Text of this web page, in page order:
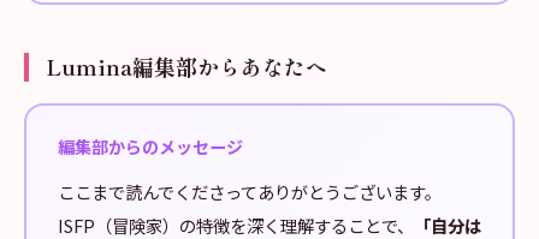
Lumina編集部からあなたへ
編集部からのメッセージ
ここまで読んでくださってありがとうございます。
ISFP（冒険家）の特徴を深く理解することで、
「自分は